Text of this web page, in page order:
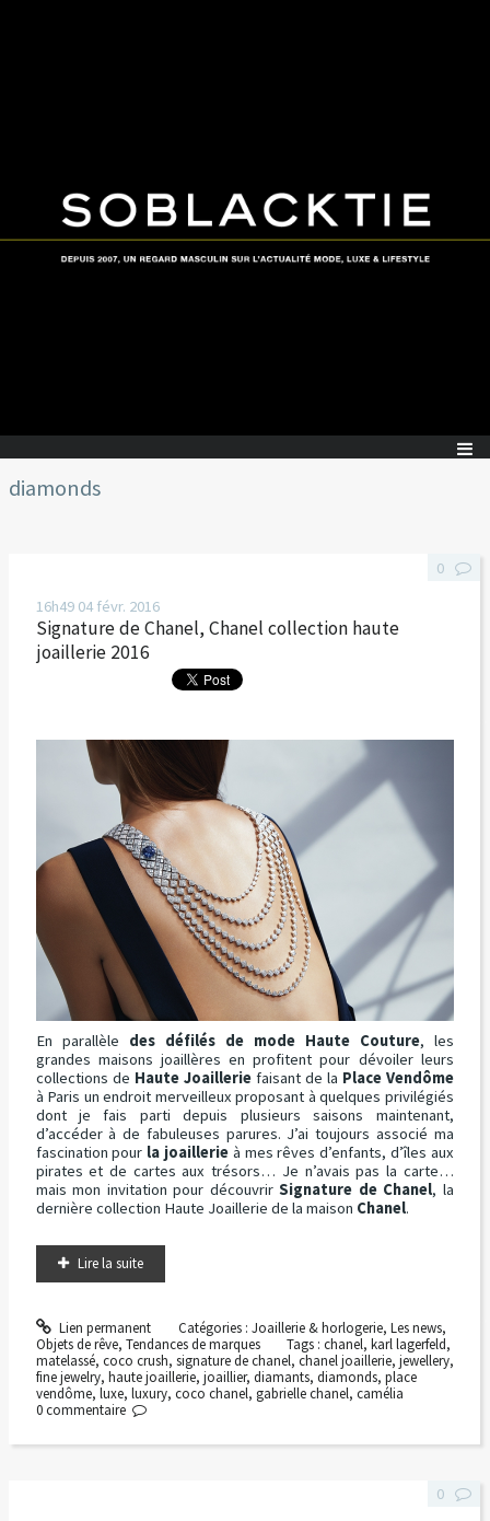
diamonds
16h49 04 févr. 2016
Signature de Chanel, Chanel collection haute
joaillerie 2016
En parallèle des défilés de mode Haute Couture, les
grandes maisons joaillères en profitent pour dévoiler leurs
collections de Haute Joailleriefaisant de la Place Vendôme
à Paris un endroit merveilleux proposant à quelques privilégiés
dont je fais parti depuis plusieurs saisons maintenant,
d’accéder à de fabuleuses parures. J’ai toujours associé ma
fascination pour la joaillerieà mes rêves d’enfants, d’îles aux
pirates et de cartes aux trésors… Je n’avais pas la carte…
mais mon invitation pour découvrirSignature de Chanel, la
dernière collection Haute Joaillerie de la maison Chanel.
Lire la suite
Lien permanent Catégories : Joaillerie & horlogerie, Les news,
Objets de rêve, Tendances de marques Tags :chanel,karl lagerfeld,
matelassé, coco crush, signature de chanel, chanel joaillerie, jewellery,
fine jewelry, haute joaillerie, joaillier, diamants, diamonds, place
vendôme, luxe, luxury, coco chanel, gabrielle chanel, camélia
0
0 commentaire
0